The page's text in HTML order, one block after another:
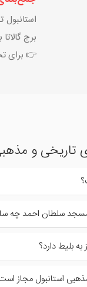
استانبول
برج
👉 برای
تاریخی و